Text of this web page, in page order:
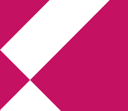
Annikas